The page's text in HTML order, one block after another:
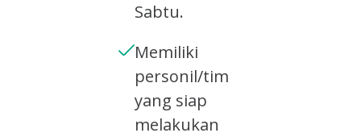
Sabtu.
Memiliki
personil/tim
yang siap
melakukan